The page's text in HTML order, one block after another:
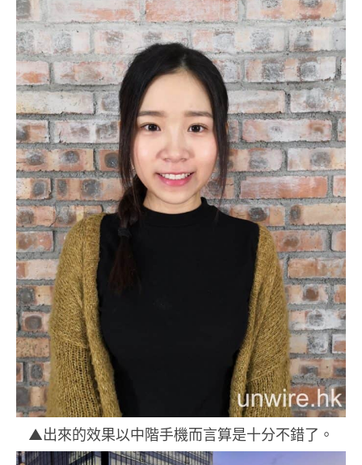
▲出來的效果以中階手機而言算是十分不錯了。